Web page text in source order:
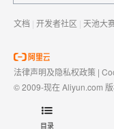
目录
文档 | 开发者社区 | 天池大
法律声明及隐私权政策 |
© 2009-现在 Aliyun.com
域名注册服务机构许可：